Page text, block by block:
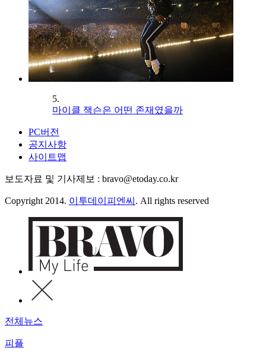
5.
마이클 잭슨은 어떤 존재였을까
PC버전
공지사항
사이트맵
보도자료 및 기사제보 : bravo@etoday.co.kr
Copyright 2014. 이투데이피엔씨 . All rights reserved
전체뉴스
피플